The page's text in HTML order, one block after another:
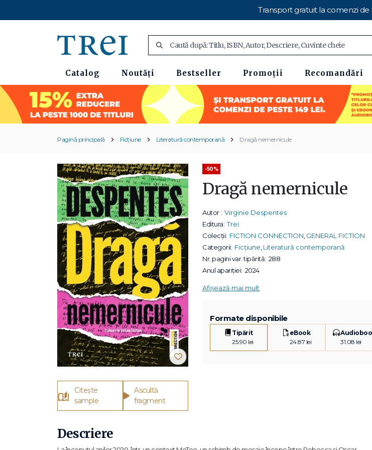
Transport gratuit la comenzi de
Catalog Noutăți Bestseller Promoții Recomandări
Pagină principală Ficțiune Literatură contemporană Dragă nemernicule
Citește
sample
Ascultă
fragment
-50%
Dragă nemernicule
Autor : Virginie Despentes
Editura: Trei
Colecții: FICTION CONNECTION GENERAL FICTION
Categorii: Ficțiune Literatură contemporană
Nr. pagini var. tipărită: 288
Anul apariției: 2024
Afișează mai mult
Formate disponibile
Tipărit
25.90 lei
eBook
24.87 lei
31.08 lei
Descriere